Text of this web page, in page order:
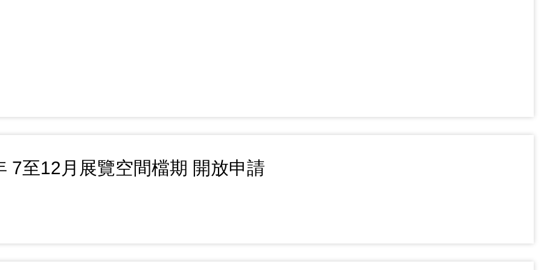
7至12月展覽空間檔期 開放申請